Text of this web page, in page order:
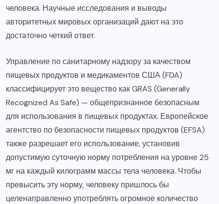
человека. Научные исследования и выводы
авторитетных мировых организаций дают на это
достаточно четкий ответ.
Управление по санитарному надзору за качеством
пищевых продуктов и медикаментов США (FDA)
классифицирует это вещество как GRAS (Generally
Recognized As Safe) — общепризнанное безопасным
для использования в пищевых продуктах. Европейское
агентство по безопасности пищевых продуктов (EFSA)
также разрешает его использование, установив
допустимую суточную норму потребления на уровне 25
мг на каждый килограмм массы тела человека. Чтобы
превысить эту норму, человеку пришлось бы
целенаправленно употреблять огромное количество